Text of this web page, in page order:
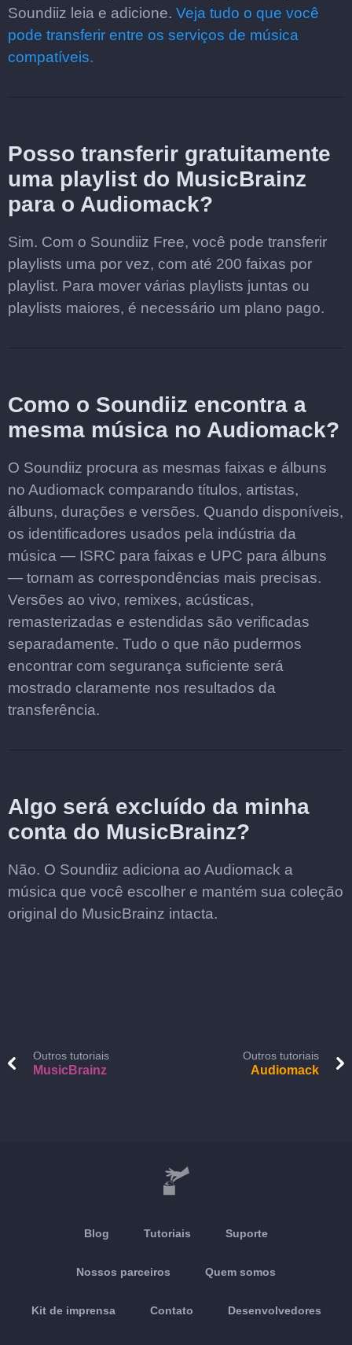
Soundiiz leia e adicione. Veja tudo o que você
pode transferir entre os serviços de música
compatíveis.
Posso transferir gratuitamente
uma playlist do MusicBrainz
para o Audiomack?
Sim. Com o Soundiiz Free, você pode transferir
playlists uma por vez, com até 200 faixas por
playlist. Para mover várias playlists juntas ou
playlists maiores, é necessário um plano pago.
Como o Soundiiz encontra a
mesma música no Audiomack?
O Soundiiz procura as mesmas faixas e álbuns
no Audiomack comparando títulos, artistas,
álbuns, durações e versões. Quando disponíveis,
os identificadores usados pela indústria da
música — ISRC para faixas e UPC para álbuns
— tornam as correspondências mais precisas.
Versões ao vivo, remixes, acústicas,
remasterizadas e estendidas são verificadas
separadamente. Tudo o que não pudermos
encontrar com segurança suficiente será
mostrado claramente nos resultados da
transferência.
Algo será excluído da minha
conta do MusicBrainz?
Não. O Soundiiz adiciona ao Audiomack a
música que você escolher e mantém sua coleção
original do MusicBrainz intacta.
Outros tutoriais
MusicBrainz
Outros tutoriais
Audiomack
Blog Tutoriais Suporte
Nossos parceiros Quem somos
Kit de imprensa Contato Desenvolvedores